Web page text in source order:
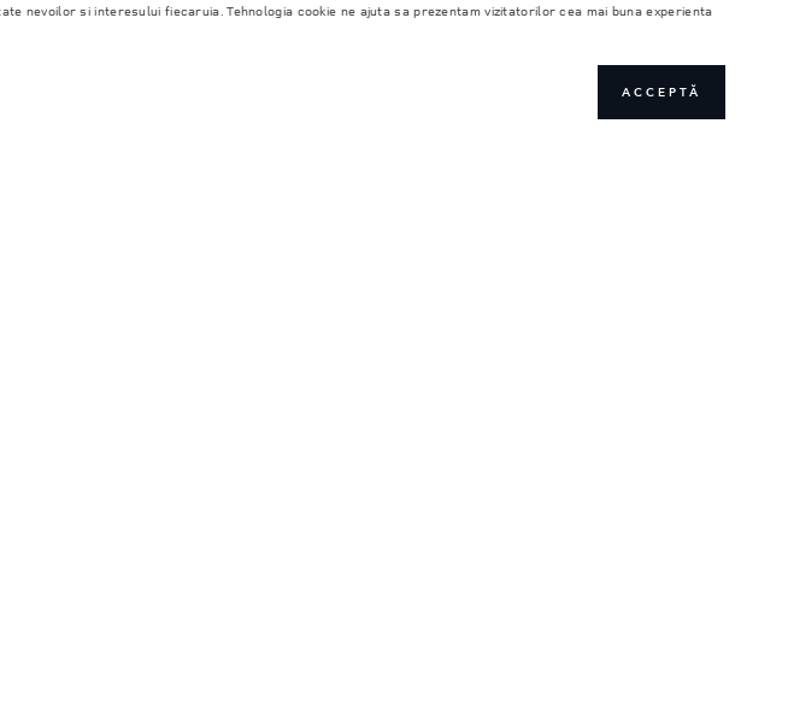
nevoilor si interesului fiecaruia. Tehnologia cookie ne ajuta sa prezentam vizitatorilor cea mai buna experienta
ACCEPTĂ